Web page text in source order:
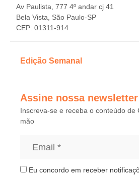
Av Paulista, 777 4º andar cj 41
Bela Vista, São Paulo-SP
CEP: 01311-914
Edição Semanal
Assine nossa newsletter
Inscreva-se e receba o conteúdo de
mão
Eu concordo em receber